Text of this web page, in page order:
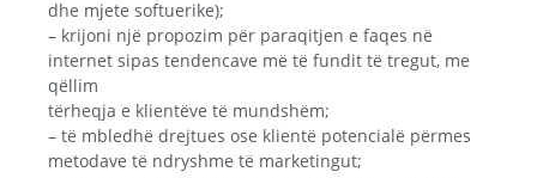
dhe mjete softuerike);
– krijoni një propozim për paraqitjen e faqes në
internet sipas tendencave më të fundit të tregut, me
qëllim
tërheqja e klientëve të mundshëm;
– të mbledhë drejtues ose klientë potencialë përmes
metodave të ndryshme të marketingut;